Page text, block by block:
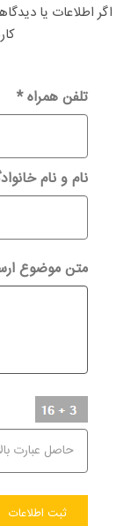
اگر اطلاعات یا
* تلفن همراه
نام و نام
متن موضوع